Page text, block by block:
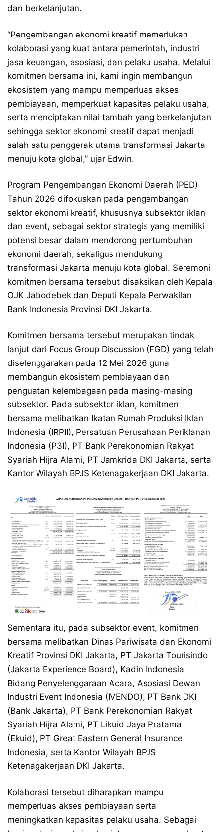
dan berkelanjutan.
“Pengembangan ekonomi kreatif memerlukan
kolaborasi yang kuat antara pemerintah, industri
jasa keuangan, asosiasi, dan pelaku usaha. Melalui
komitmen bersama ini, kami ingin membangun
ekosistem yang mampu memperluas akses
pembiayaan, memperkuat kapasitas pelaku usaha,
serta menciptakan nilai tambah yang berkelanjutan
sehingga sektor ekonomi kreatif dapat menjadi
salah satu penggerak utama transformasi Jakarta
menuju kota global,” ujar Edwin.
Program Pengembangan Ekonomi Daerah (PED)
Tahun 2026 difokuskan pada pengembangan
sektor ekonomi kreatif, khususnya subsektor iklan
dan event, sebagai sektor strategis yang memiliki
potensi besar dalam mendorong pertumbuhan
ekonomi daerah, sekaligus mendukung
transformasi Jakarta menuju kota global. Seremoni
komitmen bersama tersebut disaksikan oleh Kepala
OJK Jabodebek dan Deputi Kepala Perwakilan
Bank Indonesia Provinsi DKI Jakarta.
Komitmen bersama tersebut merupakan tindak
lanjut dari Focus Group Discussion (FGD) yang telah
diselenggarakan pada 12 Mei 2026 guna
membangun ekosistem pembiayaan dan
penguatan kelembagaan pada masing-masing
subsektor. Pada subsektor iklan, komitmen
bersama melibatkan Ikatan Rumah Produksi Iklan
Indonesia (IRPII), Persatuan Perusahaan Periklanan
Indonesia (P3I), PT Bank Perekonomian Rakyat
Syariah Hijra Alami, PT Jamkrida DKI Jakarta, serta
Kantor Wilayah BPJS Ketenagakerjaan DKI Jakarta.
Sementara itu, pada subsektor event, komitmen
bersama melibatkan Dinas Pariwisata dan Ekonomi
Kreatif Provinsi DKI Jakarta, PT Jakarta Tourisindo
(Jakarta Experience Board), Kadin Indonesia
Bidang Penyelenggaraan Acara, Asosiasi Dewan
Industri Event Indonesia (IVENDO), PT Bank DKI
(Bank Jakarta), PT Bank Perekonomian Rakyat
Syariah Hijra Alami, PT Likuid Jaya Pratama
(Ekuid), PT Great Eastern General Insurance
Indonesia, serta Kantor Wilayah BPJS
Ketenagakerjaan DKI Jakarta.
Kolaborasi tersebut diharapkan mampu
memperluas akses pembiayaan serta
meningkatkan kapasitas pelaku usaha. Sebagai